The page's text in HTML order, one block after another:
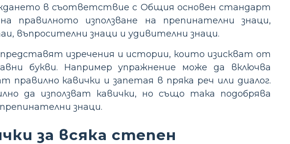
в съответствие с Общия основен стандарт
правилното използване на препинателни знаци,
въпросителни знаци и удивителни знаци.
изречения и истории, които изискват от
букви. Например упражнение може да включва
кавички и запетая в пряка реч или диалог.
да използват кавички, но също така подобрява
знаци.
за всяка степен